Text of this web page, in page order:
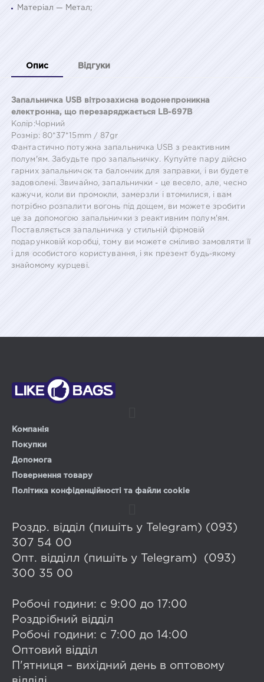
Матеріал — Метал;
Опис Відгуки
Запальничка USB вітрозахисна водонепроникна
електронна, що перезаряджається LB-697B
Колір:Чорний
Розмір: 80*37*15mm / 87gr
Фантастично потужна запальничка USB з реактивним
полум'ям. Забудьте про запальничку. Купуйте пару дійсно
гарних запальничок та балончик для заправки, і ви будете
задоволені. Звичайно, запальнички - це весело, але, чесно
кажучи, коли ви промокли, замерзли і втомилися, і вам
потрібно розпалити вогонь під дощем, ви можете зробити
це за допомогою запальнички з реактивним полум'ям.
Поставляється запальничка у стильній фірмовій
подарунковій коробці, тому ви можете сміливо замовляти її
і для особистого користування, і як презент будь-якому
знайомому курцеві.
Компанія
Покупки
Допомога
Повернення товару
Політика конфіденційності та файли cookie
Роздр. відділ (пишіть у Telegram) (093)
307 54 00
Опт. відділл (пишіть у Telegram) (093)
300 35 00
Робочі години: с 9:00 до 17:00
Роздрібний відділ
Робочі години: с 7:00 до 14:00
Оптовий відділ
П'ятниця – вихідний день в оптовому